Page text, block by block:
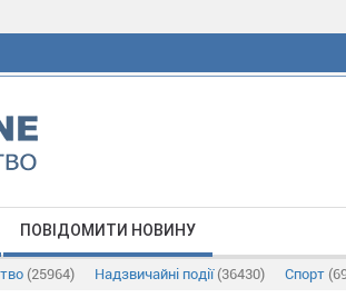
ПОВІДОМИТИ НОВИНУ
(25964) Надзвичайні події (36430) Спорт